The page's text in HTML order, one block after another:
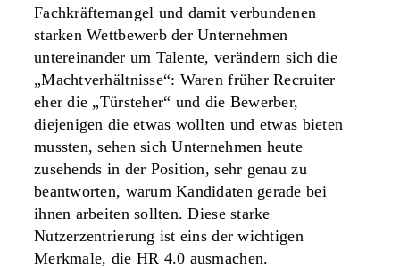
Fachkräftemangel und damit verbundenen
starken Wettbewerb der Unternehmen
untereinander um Talente, verändern sich die
„Machtverhältnisse“: Waren früher Recruiter
eher die „Türsteher“ und die Bewerber,
diejenigen die etwas wollten und etwas bieten
mussten, sehen sich Unternehmen heute
zusehends in der Position, sehr genau zu
beantworten, warum Kandidaten gerade bei
ihnen arbeiten sollten. Diese starke
Nutzerzentrierung ist eins der wichtigen
Merkmale, die HR 4.0 ausmachen.